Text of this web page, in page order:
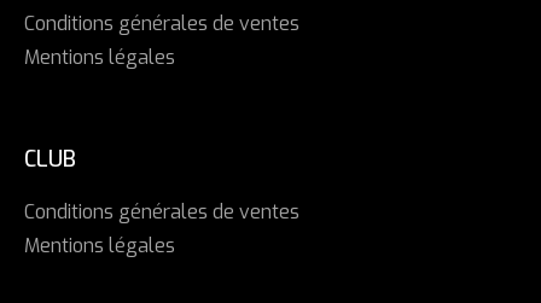
Conditions générales de ventes
Mentions légales
CLUB
Conditions générales de ventes
Mentions légales